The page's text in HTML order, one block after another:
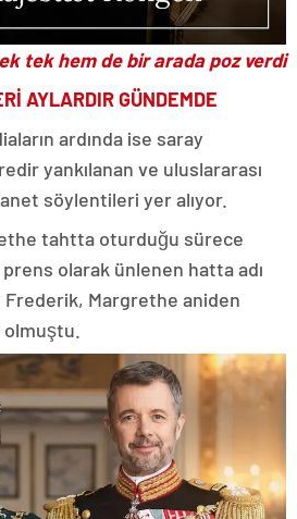
tek hem de bir arada poz verdi
AYLARDIR GÜNDEMDE
ardında ise saray
yankılanan ve uluslararası
söylentileri yer alıyor.
tahtta oturduğu sürece
prens olarak ünlenen hatta adı
Frederik, Margrethe aniden